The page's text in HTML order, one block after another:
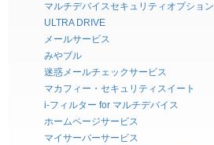
マルチデバイスセキュリティオプション
ULTRA DRIVE
メールサービス
みやブル
迷惑メールチェックサービス
マカフィー・セキュリティスイート
i-フィルター for マルチデバイス
ホームページサービス
マイサーバーサービス